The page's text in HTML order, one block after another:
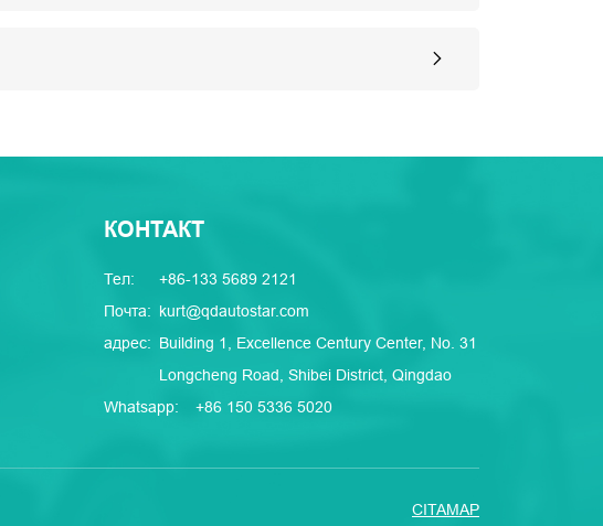
КОНТАКТ
Тел:
+86-133 5689 2121
Почта: kurt@qdautostar.com
адрес: Building 1, Excellence Century Center, No. 31
Longcheng Road, Shibei District, Qingdao
Whatsapp:
+86 150 5336 5020
CITAMAP